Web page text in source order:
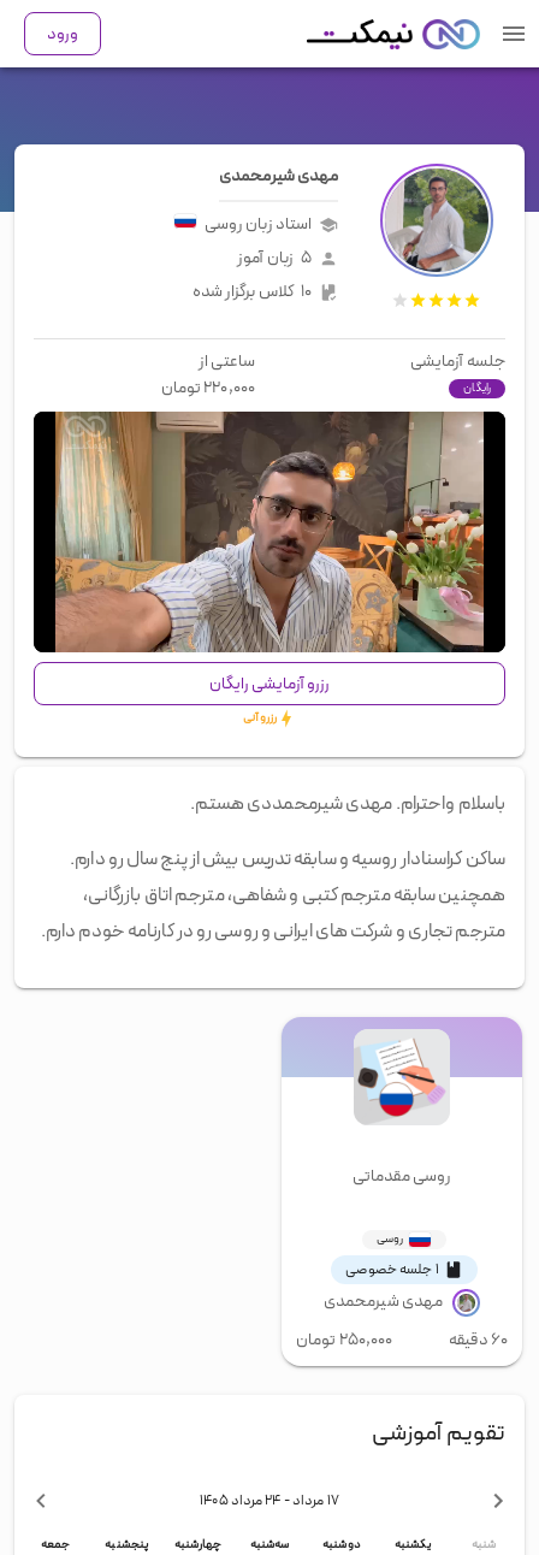
ورود
مهدی شیرمحمدی
استاد زبانروسی
۵ زبان آموز
۱۰ کلاس برگزار شده
جلسه آزمایشی
رایگان
ساعتی از
۲۲۰,۰۰۰تومان
00:00/00:57
رزرو آزمایشی رایگان
رزرو آنی
باسلام واحترام. مهدی شیرمحمددی هستم.
ساکن کراسنادار روسیه و سابقه تدریس بیش از پنج سال رو دارم.
همچنین سابقه مترجم کتبی و شفاهی، مترجم اتاق بازرگانی،
مترجم تجاری و شرکت های ایرانی و روسی رو در کارنامه خودم دارم.
روسی مقدماتی
روسی
۱ جلسه خصوصی
مهدی شیرمحمدی
۶۰ دقیقه
۲۵۰,۰۰۰ تومان
تقویم آموزشی
۱۷ مرداد - ۲۴ مرداد ۱۴۰۵
شنبه یکشنبه دوشنبه سه‌شنبه چهارشنبه پنجشنبه جمعه